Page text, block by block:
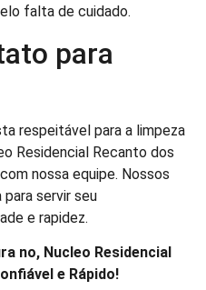
falta de cuidado.
para
respeitável para a limpeza
Residencial Recanto dos
nossa equipe. Nossos
servir seu
e rapidez.
no, Nucleo Residencial
e Rápido!